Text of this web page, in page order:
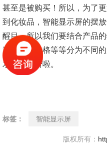
甚至是被购买！所以，为了
到化妆品，智能显示屏的摆
醒目。所以我们要结合产品
途、或者价格等等分为不同
示屏来配合啦。
标签： 智能显示屏
版权所有：